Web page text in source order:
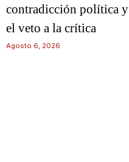
contradicción política y
el veto a la crítica
Agosto 6, 2026